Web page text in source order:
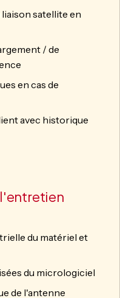
satellite en
/ de
en cas de
avec historique
du matériel et
du micrologiciel
de l'antenne